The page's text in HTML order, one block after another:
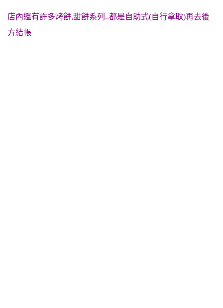
店內還有許多烤餅,甜餅系列..都是自助式(自行拿取)再去後
方結帳